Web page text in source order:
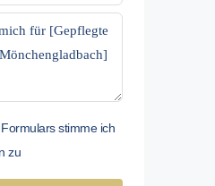
stimme ich
zu